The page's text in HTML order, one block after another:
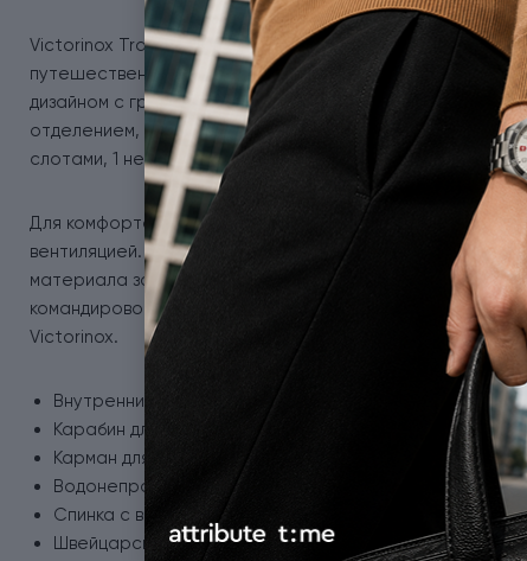
Victorinox Travel ALTMONT Original 606736 (черный) -
путешественников и городских жителей.
дизайном с графическим дизайном, подходящим для
отделением, куда помещается ноутбук до 15,6 дюймов,
слотами, 1 небольшим карманом для мелочей, а также
Для комфорта предусмотрены регулируемые мягкие
вентиляцией. Прочная верхняя ручка облегчает
материала защищает содержимое от влаги. Этот
командировок и путешествий, предлагая высокое
Victorinox.
Внутренний сетчатый карман на молнии.
Карабин для ключей.
Карман для хранения швейцарского ножа на
Водонепроницаемый материал.
Спинка с вентиляцией для максимального комфорта и
Швейцарское качество.